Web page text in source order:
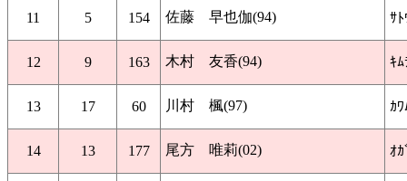
11 5 154 佐藤 早也伽(94) ｻﾄ
12 9 163 木村 友香(94) ｷﾑ
13 17 60 川村 楓(97) ｶ
14 13 177 尾方 唯莉(02) ｵｶ